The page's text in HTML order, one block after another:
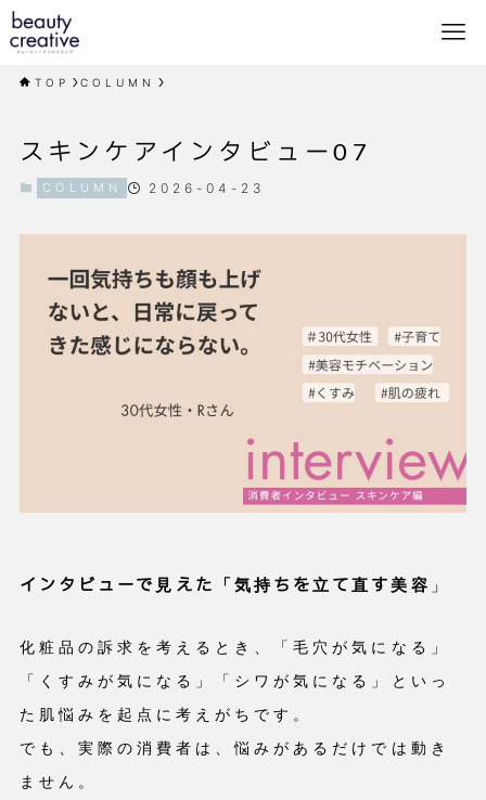
TOP COLUMN
スキンケアインタビュー07
COLUMN 2026-04-23
インタビューで見えた「気持ちを立て直す美容 」
化粧品の訴求を考えるとき、「毛穴が気になる」
「くすみが気になる」「シワが気になる」といっ
た肌悩みを起点に考えがちです。
でも、実際の消費者は、悩みがあるだけでは動き
ません。